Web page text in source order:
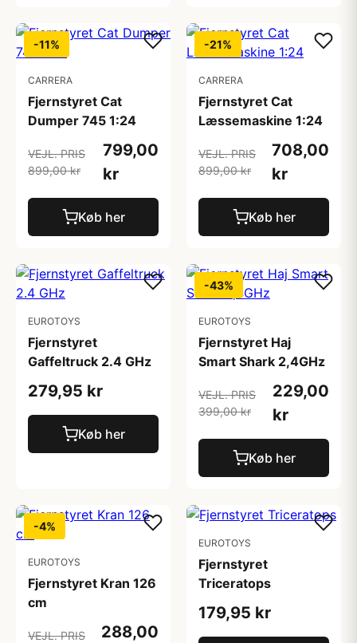
-11%
CARRERA
Fjernstyret Cat
Dumper 745 1:24
VEJL. PRIS
899,00 kr
799,00
kr
Køb her
-21%
CARRERA
Fjernstyret Cat
Læssemaskine 1:24
VEJL. PRIS
899,00 kr
708,00
kr
Køb her
EUROTOYS
Fjernstyret
Gaffeltruck 2.4 GHz
279,95 kr
Køb her
-43%
EUROTOYS
Fjernstyret Haj
Smart Shark 2,4GHz
VEJL. PRIS
399,00 kr
229,00
kr
Køb her
-4%
EUROTOYS
Fjernstyret Kran 126
cm
VEJL. PRIS
288,00
EUROTOYS
Fjernstyret
Triceratops
179,95 kr